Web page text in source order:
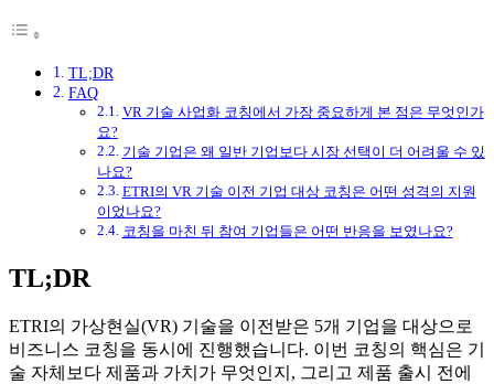
TL;DR
FAQ
VR 기술 사업화 코칭에서 가장 중요하게 본 점은 무엇인가
요?
기술 기업은 왜 일반 기업보다 시장 선택이 더 어려울 수 있
나요?
ETRI의 VR 기술 이전 기업 대상 코칭은 어떤 성격의 지원
이었나요?
코칭을 마친 뒤 참여 기업들은 어떤 반응을 보였나요?
TL;DR
ETRI의 가상현실(VR) 기술을 이전받은 5개 기업을 대상으로
비즈니스 코칭을 동시에 진행했습니다. 이번 코칭의 핵심은 기
술 자체보다 제품과 가치가 무엇인지, 그리고 제품 출시 전에